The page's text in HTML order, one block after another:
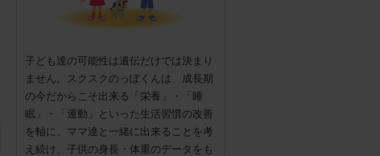
子ども達の可能性は遺伝だけでは決まり
ません。スクスクのっぽくんは、成長期
の今だからこそ出来る「栄養」・「睡
眠」・「運動」といった生活習慣の改善
を軸に、ママ達と一緒に出来ることを考
え続け、子供の身長・体重のデータをも